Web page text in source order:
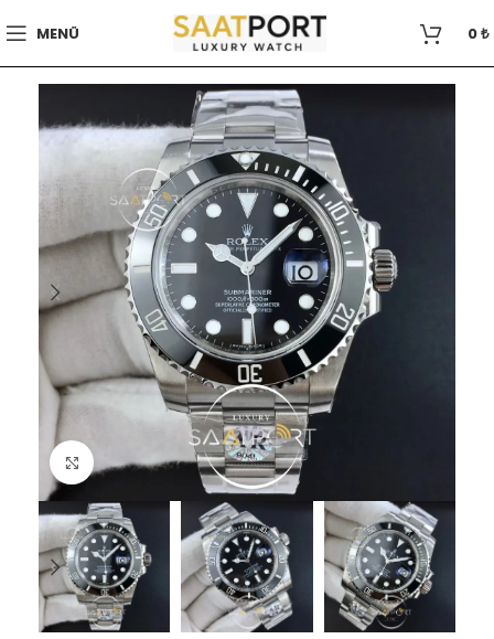
MENÜ 0₺
Büyütmek için tıklayın